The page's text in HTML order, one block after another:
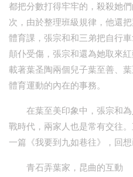
都把分數打得牢牢的，殺殺她
次，由於整理班級規律，他還
體育課，張宗和和三弟把自行
顛仆受傷，張宗和還為她取來
載著葉圣陶兩個兒子葉至善、
體育運動的內在的事務。
在葉至美印象中，張宗和
戰時代，兩家人也是常有交往
一篇《我要到九如巷往》，回想
青石弄葉家，昆曲的互動